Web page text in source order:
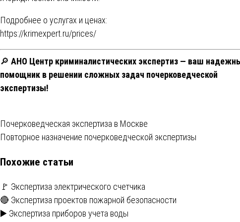
Подробнее о услугах и ценах:
https://krimexpert.ru/prices/
🔎 АНО Центр криминалистических экспертиз — ваш
помощник в решении сложных задач почерковедческой
экспертизы!
Навигация
записям
Почерковедческая экспертиза в Москве
Повторное назначение почерковедческой экспертизы
Похожие статьи
🚩 Экспертиза электрического счетчика
🔴 Экспертиза проектов пожарной безопасности
▶️ Экспертиза приборов учета воды